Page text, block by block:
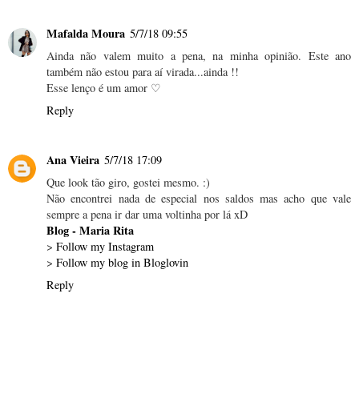
Mafalda Moura 5/7/18 09:55
Ainda não valem muito a pena, na minha opinião. Este ano
também não estou para aí virada...ainda !!
Esse lenço é um amor ♡
Reply
Ana Vieira 5/7/18 17:09
Que look tão giro, gostei mesmo. :)
Não encontrei nada de especial nos saldos mas acho que vale
sempre a pena ir dar uma voltinha por lá xD
Blog - Maria Rita
> Follow my Instagram
> Follow my blog in Bloglovin
Reply